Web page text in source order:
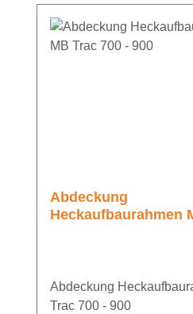
Abdeckung
Heckaufbaurahmen
Abdeckung
Trac 700 - 900